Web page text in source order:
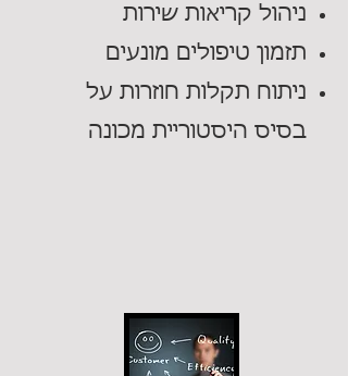
ניהול קריאות שירות
תזמון טיפולים מונעים
ניתוח תקלות חוזרות על
בסיס היסטוריית מכונה